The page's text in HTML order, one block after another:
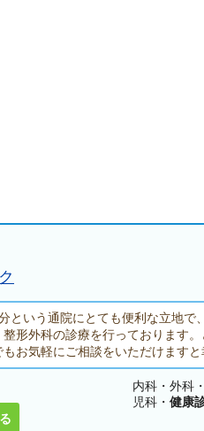
という通院にとても便利な立地で
形外科の診療を行っております
お気軽にご相談をいただけますと
内科・外科
児科・健康